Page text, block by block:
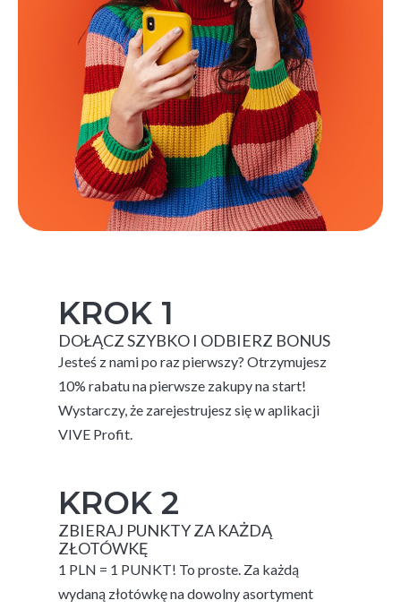
KROK 1
DOŁĄCZ SZYBKO I ODBIERZ BONUS
Jesteś z nami po raz pierwszy? Otrzymujesz
10% rabatu na pierwsze zakupy na start!
Wystarczy, że zarejestrujesz się w aplikacji
VIVE Profit.
KROK 2
ZBIERAJ PUNKTY ZA KAŻDĄ
ZŁOTÓWKĘ
1 PLN = 1 PUNKT! To proste. Za każdą
wydaną złotówkę na dowolny asortyment